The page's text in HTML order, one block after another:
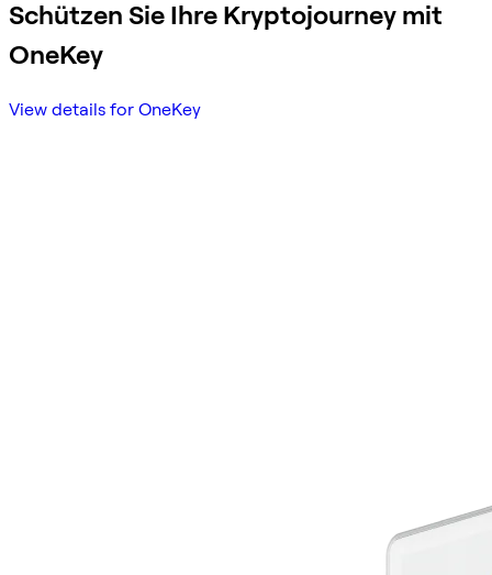
Schützen Sie Ihre Kryptojourney mit
OneKey
View details for OneKey